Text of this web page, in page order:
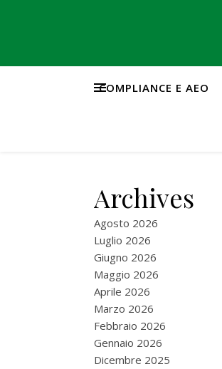
COMPLIANCE E AEO
Archives
Agosto 2026
Luglio 2026
Giugno 2026
Maggio 2026
Aprile 2026
Marzo 2026
Febbraio 2026
Gennaio 2026
Dicembre 2025